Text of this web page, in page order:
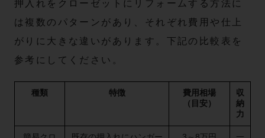
押入れをクローゼットにリフォームする方法に
は複数のパターンがあり、それぞれ費用や仕上
がりに大きな違いがあります。下記の比較表を
参考にしてください。
種類 特徴
費用相場
（目安）
収
納
力